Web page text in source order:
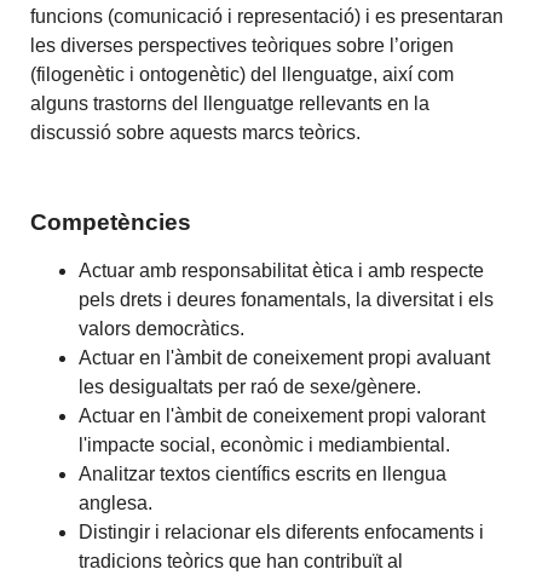
funcions (comunicació i representació) i es presentaran
les diverses perspectives teòriques sobre l’origen
(filogenètic i ontogenètic) del llenguatge, així com
alguns trastorns del llenguatge rellevants en la
discussió sobre aquests marcs teòrics.
Competències
Actuar amb responsabilitat ètica i amb respecte
pels drets i deures fonamentals, la diversitat i els
valors democràtics.
Actuar en l'àmbit de coneixement propi avaluant
les desigualtats per raó de sexe/gènere.
Actuar en l'àmbit de coneixement propi valorant
l'impacte social, econòmic i mediambiental.
Analitzar textos científics escrits en llengua
anglesa.
Distingir i relacionar els diferents enfocaments i
tradicions teòrics que han contribuït al